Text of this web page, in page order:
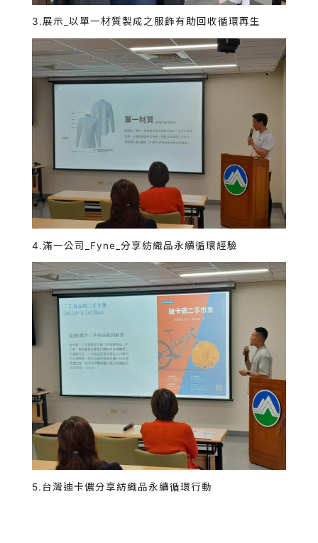
3.展示_以單一材質製成之服飾有助回收循環再生
4.滿一公司_Fyne_分享紡織品永續循環經驗
5.台灣迪卡儂分享紡織品永續循環行動